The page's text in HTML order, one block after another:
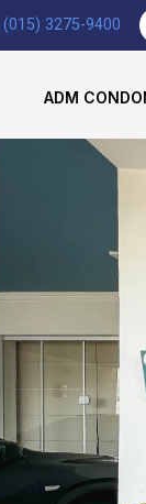
(015) 3275-9400
ADM